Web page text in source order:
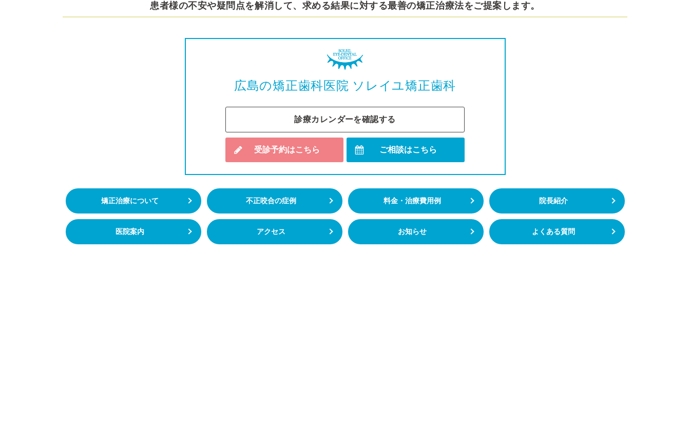
患者様の不安や疑問点を解消して、求める結果に対する最善の矯正治療法をご提案します。
広島の矯正歯科医院 ソレイユ矯正歯科
診療カレンダーを確認する
受診予約はこちら ご相談はこちら
矯正治療について 不正咬合の症例 料金・治療費用例 院長紹介
医院案内 アクセス お知らせ よくある質問